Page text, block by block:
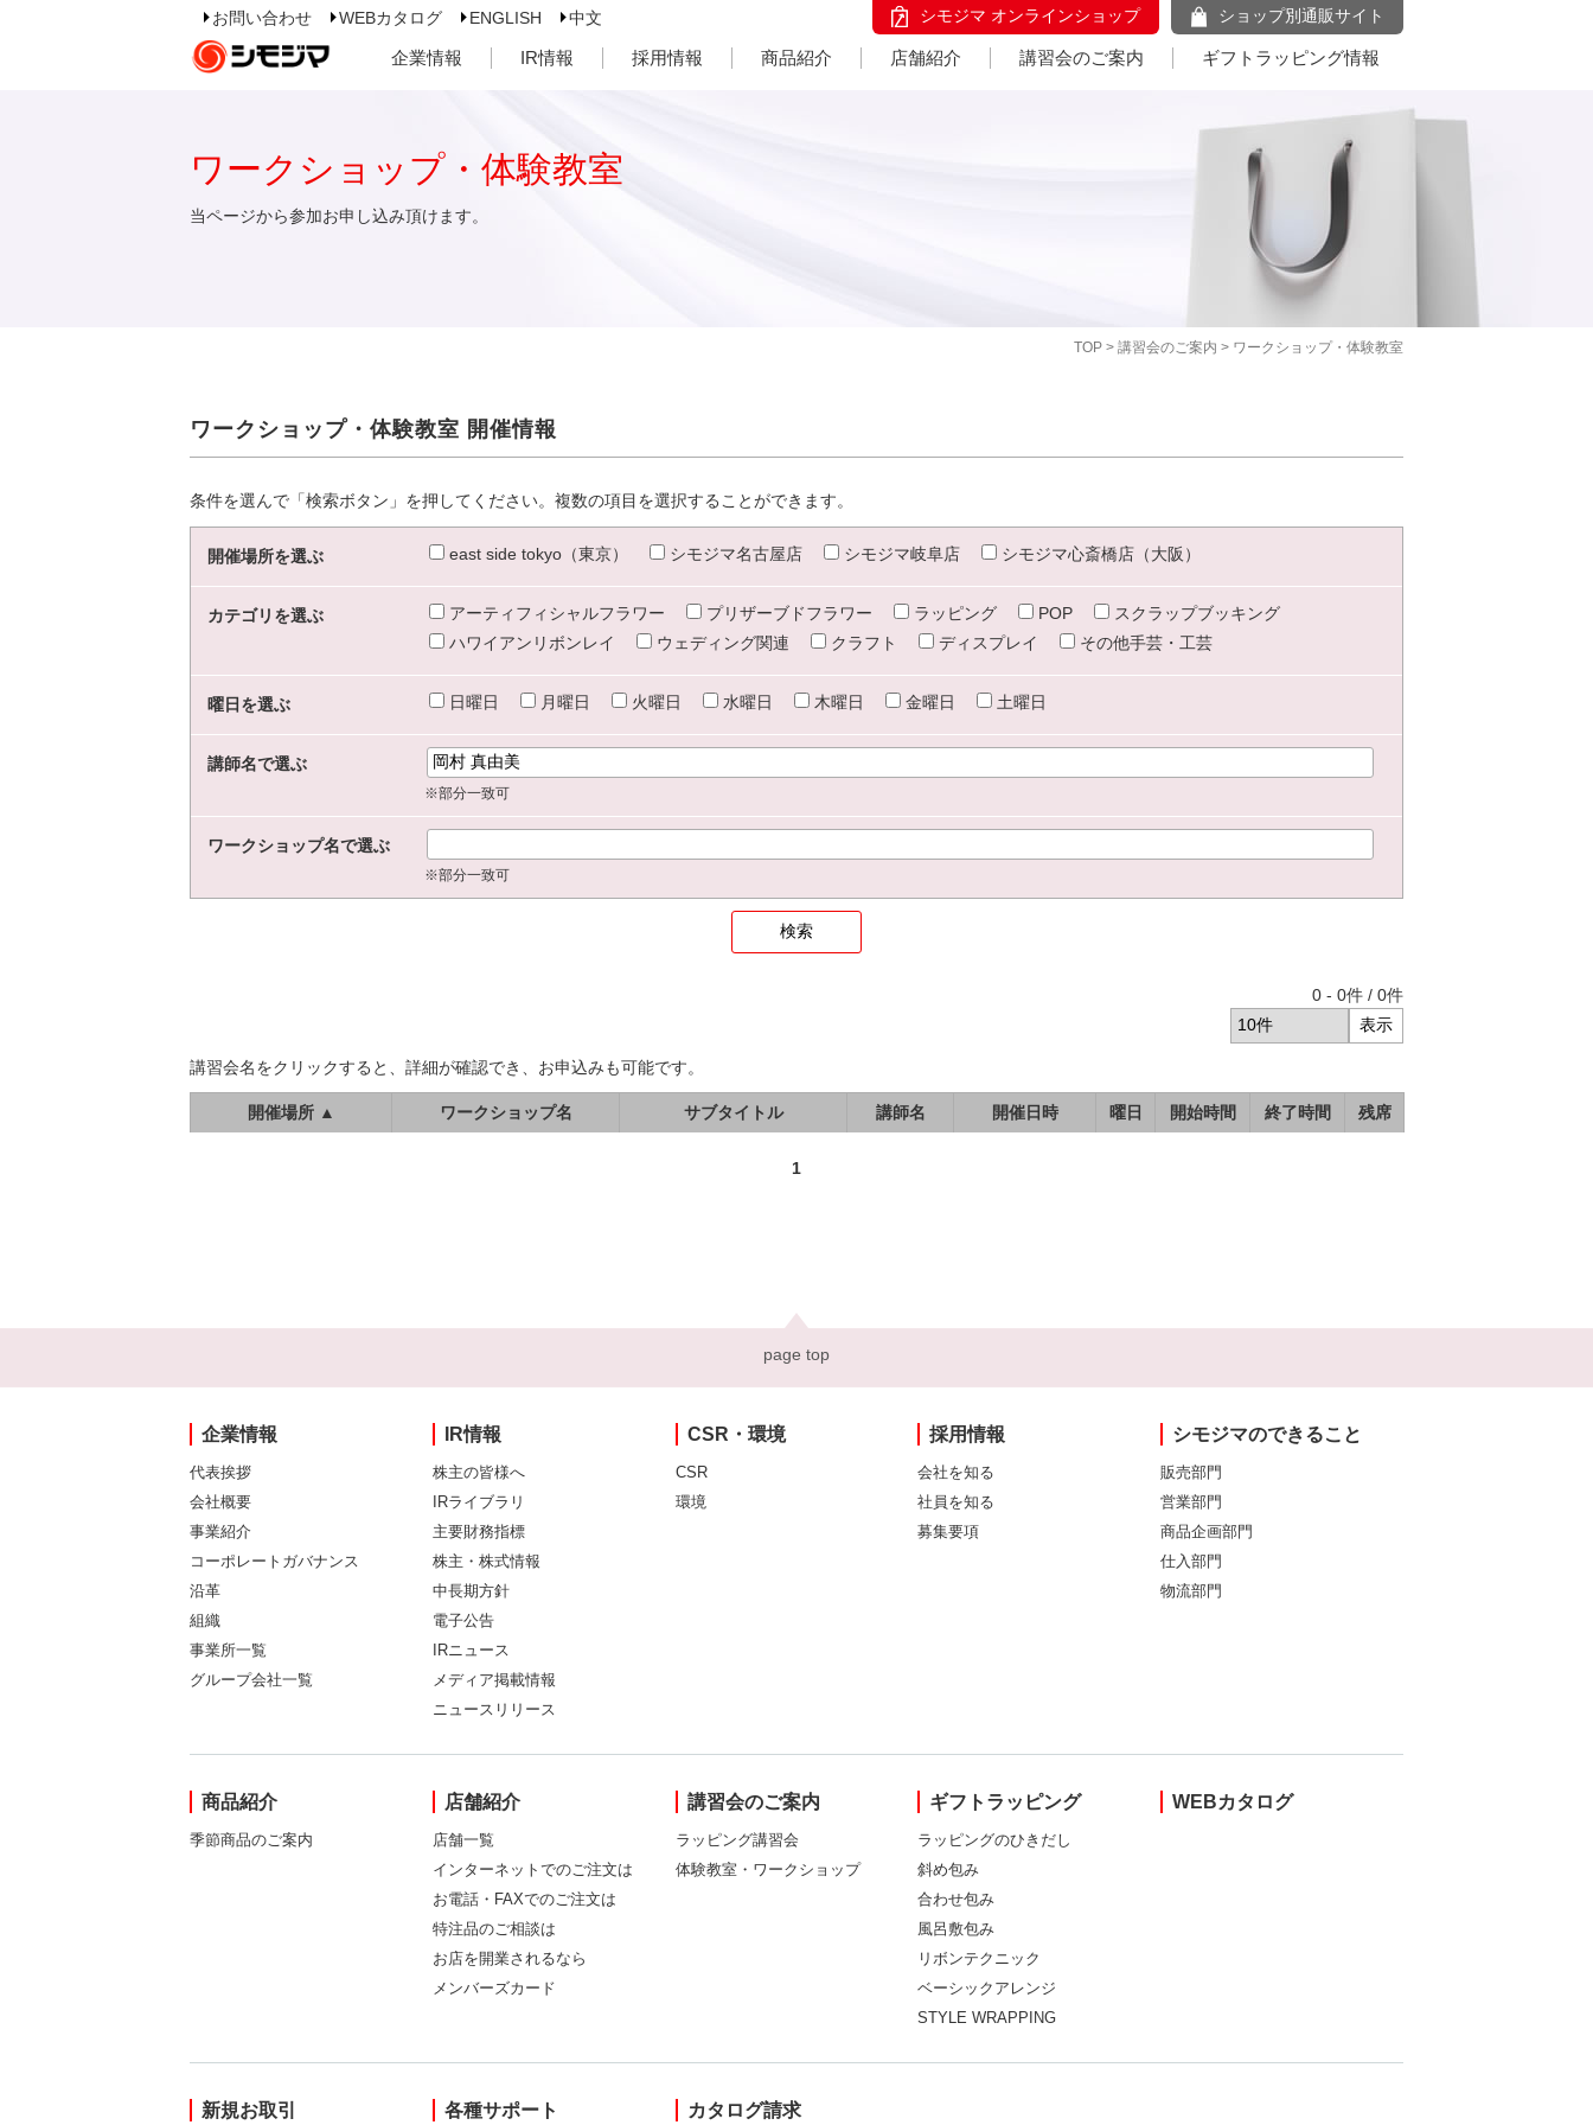
お問い合わせ WEBカタログ ENGLISH 中文 シモジマ オンラインショップ ショップ別通販サイト
企業情報 IR情報 採用情報 商品紹介 店舗紹介 講習会のご案内 ギフトラッピング情報
TOP > 講習会のご案内 > ワークショップ・体験教室
ワークショップ・体験教室
当ページから参加お申し込み頂けます。
ワークショップ・体験教室 開催情報
条件を選んで「検索ボタン」を押してください。複数の項目を選択することができます。
開催場所を選ぶ east side tokyo（東京） シモジマ名古屋店 シモジマ岐阜店 シモジマ心斎橋店（大阪）
カテゴリを選ぶ アーティフィシャルフラワー プリザーブドフラワー ラッピング POP
スクラップブッキング
ハワイアンリボンレイ
ウェディング関連 クラフト ディスプレイ その他手芸・工芸
曜日を選ぶ 日曜日 月曜日 火曜日 水曜日 木曜日 金曜日 土曜日
講師名で選ぶ
※部分一致可
ワークショップ名で選ぶ
※部分一致可
0 - 0件 / 0件
講習会名をクリックすると、詳細が確認でき、お申込みも可能です。
開催場所 ▲ ワークショップ名 サブタイトル 講師名 開催日時 曜日 開始時間 終了時間 残席
1
page top
企業情報
代表挨拶
会社概要
事業紹介
コーポレートガバナンス
沿革
組織
事業所一覧
グループ会社一覧
IR情報
株主の皆様へ
IRライブラリ
主要財務指標
株主・株式情報
中長期方針
電子公告
IRニュース
メディア掲載情報
ニュースリリース
CSR・環境
CSR
環境
採用情報
会社を知る
社員を知る
募集要項
シモジマのできること
販売部門
営業部門
商品企画部門
仕入部門
物流部門
商品紹介
季節商品のご案内
店舗紹介
店舗一覧
インターネットでのご注文は
お電話・FAXでのご注文は
特注品のご相談は
お店を開業されるなら
メンバーズカード
講習会のご案内
ラッピング講習会
体験教室・ワークショップ
ギフトラッピング
ラッピングのひきだし
斜め包み
合わせ包み
風呂敷包み
リボンテクニック
ベーシックアレンジ
STYLE WRAPPING
WEBカタログ
新規お取引 各種サポート カタログ請求